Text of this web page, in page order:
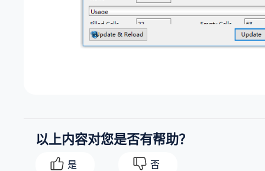
以上内容对您是否有帮助？
是 否